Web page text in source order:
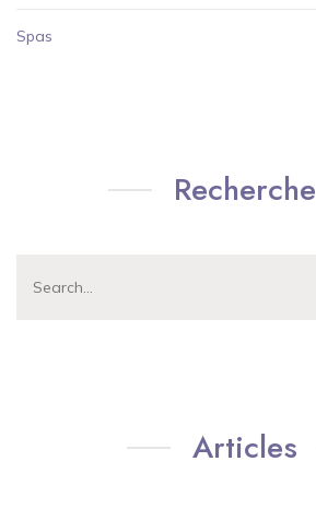
Spas
Recherche
Articles